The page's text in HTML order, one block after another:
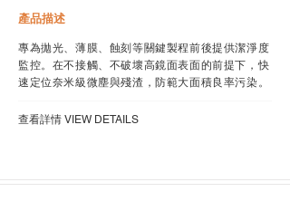
產品描述
專為拋光、薄膜、蝕刻等關鍵製程前後提供潔淨度
監控。在不接觸、不破壞高鏡面表面的前提下，快
速定位奈米級微塵與殘渣，防範大面積良率污染。
​查看詳情 VIEW DETAILS